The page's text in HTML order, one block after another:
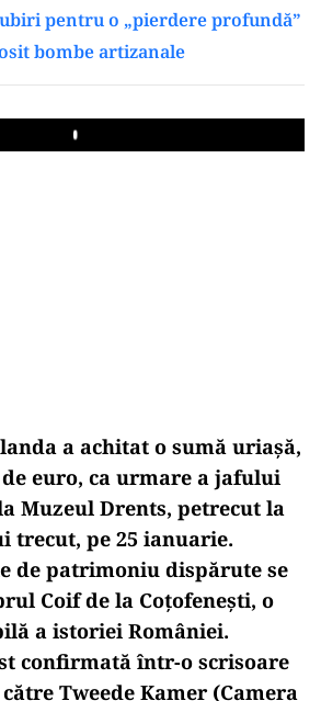
pentru o „pierdere profundă”
bombe artizanale
Play
a achitat o sumă uriașă,
euro, ca urmare a jafului
Muzeul Drents, petrecut la
trecut, pe 25 ianuarie.
de patrimoniu dispărute se
Coif de la Coțofenești, o
a istoriei României.
confirmată într-o scrisoare
Tweede Kamer (Camera